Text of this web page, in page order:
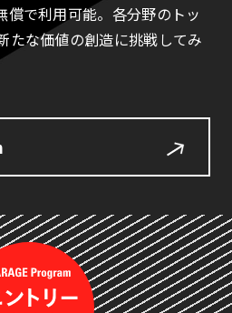
償で利用可能。各分野のトッ
たな価値の創造に挑戦してみ